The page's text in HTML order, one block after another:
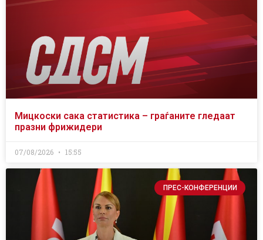
Мицкоски сака статистика – граѓаните гледаат
празни фрижидери
07/08/2026 15:55
ПРЕС-КОНФЕРЕНЦИИ